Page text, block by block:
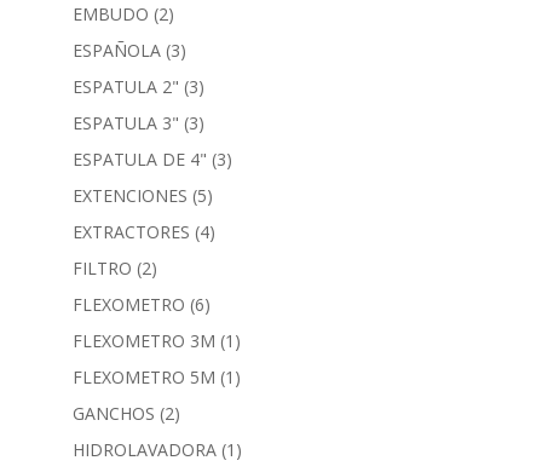
EMBUDO (2)
ESPAÑOLA (3)
ESPATULA 2" (3)
ESPATULA 3" (3)
ESPATULA DE 4" (3)
EXTENCIONES (5)
EXTRACTORES (4)
FILTRO (2)
FLEXOMETRO (6)
FLEXOMETRO 3M (1)
FLEXOMETRO 5M (1)
GANCHOS (2)
HIDROLAVADORA (1)